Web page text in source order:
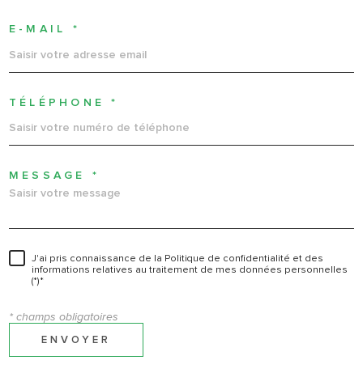
E-MAIL *
TÉLÉPHONE *
MESSAGE *
J'ai pris connaissance de la Politique de confidentialité et des
informations relatives au traitement de mes données personnelles
(*)*
* champs obligatoires
ENVOYER